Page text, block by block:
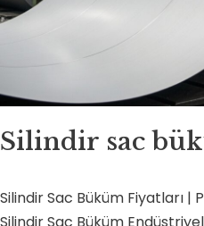
Silindir sac
Silindir Sac Büküm Fiyatları |
Silindir Sac Büküm